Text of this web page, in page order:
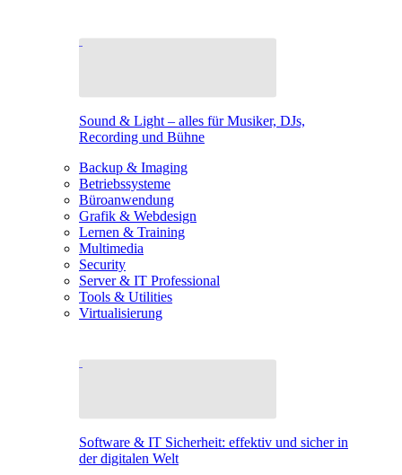
Sound & Light – alles für Musiker, DJs,
Recording und Bühne
Backup & Imaging
Betriebssysteme
Büroanwendung
Grafik & Webdesign
Lernen & Training
Multimedia
Security
Server & IT Professional
Tools & Utilities
Virtualisierung
Software & IT Sicherheit: effektiv und sicher in
der digitalen Welt